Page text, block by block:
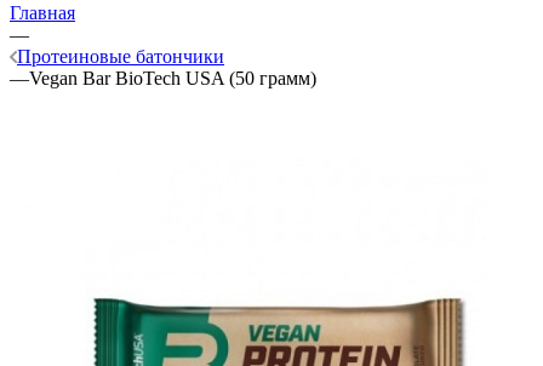
Главная
—
Протеиновые батончики
—Vegan Bar BioTech USA (50 грамм)